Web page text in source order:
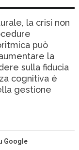
la crisi non
può
la
sulla fiducia
cognitiva è
gestione
Google